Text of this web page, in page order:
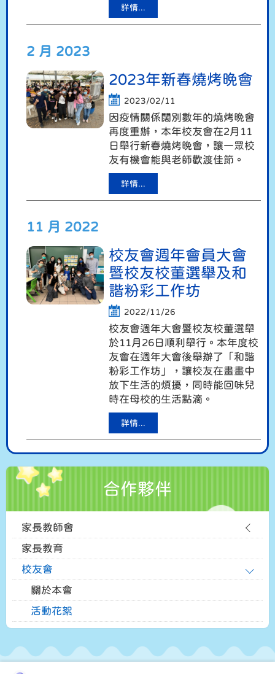
詳情...
2 月 2023
2023年新春燒烤晚會
2023/02/11
因疫情關係闊別數年的燒烤晚會
再度重辦，本年校友會在2月11
日舉行新春燒烤晚會，讓一眾校
友有機會能與老師歡渡佳節。
詳情...
11 月 2022
校友會週年會員大會
暨校友校董選舉及和
諧粉彩工作坊
2022/11/26
校友會週年大會暨校友校董選舉
於11月26日順利舉行。本年度校
友會在週年大會後舉辦了「和諧
粉彩工作坊」，讓校友在畫畫中
放下生活的煩擾，同時能回味兒
時在母校的生活點滴。
詳情...
合作夥伴
家長教師會
家長教育
校友會
關於本會
活動花絮